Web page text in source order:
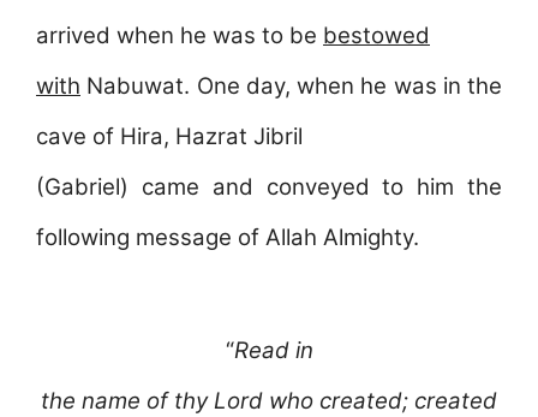
arrived when he was to be bestowed
with Nabuwat. One day, when he was in the
cave of Hira, Hazrat Jibril
(Gabriel) came and conveyed to him the
following message of Allah Almighty.
“Read in
the name of thy Lord who created; created